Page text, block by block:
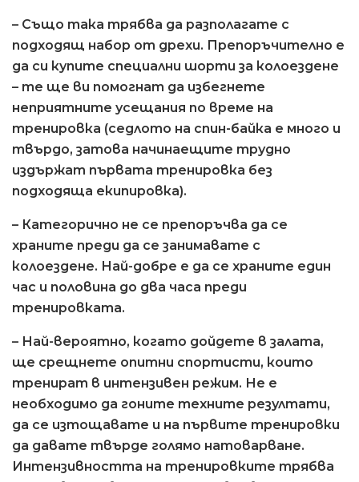
– Също така трябва да разполагате с
подходящ набор от дрехи. Препоръчително е
да си купите специални шорти за колоездене
– те ще ви помогнат да избегнете
неприятните усещания по време на
тренировка (седлото на спин-байка е много и
твърдо, затова начинаещите трудно
издържат първата тренировка без
подходяща екипировка).
– Категорично не се препоръчва да се
храните преди да се занимавате с
колоездене. Най-добре е да се храните един
час и половина до два часа преди
тренировката.
– Най-вероятно, когато дойдете в залата,
ще срещнете опитни спортисти, които
тренират в интензивен режим. Не е
необходимо да гоните техните резултати,
да се изтощавате и на първите тренировки
да давате твърде голямо натоварване.
Интензивността на тренировките трябва